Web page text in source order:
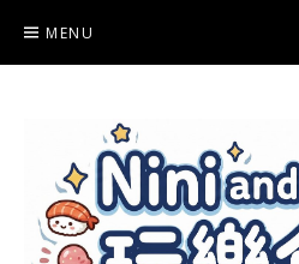
content
MENU